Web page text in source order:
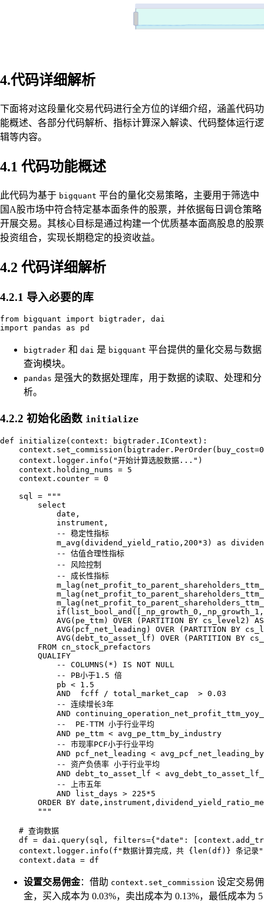
4.代码详细解析
下面将对这段量化交易代码进行全方位的详细介绍，涵盖代码功
能概述、各部分代码解析、指标计算深入解读、代码整体运行逻
辑等内容。
4.1 代码功能概述
此代码为基于 bigquant 平台的量化交易策略，主要用于筛选中
国A股市场中符合特定基本面条件的股票，并依据每日调仓策略
开展交易。其核心目标是通过构建一个优质基本面高股息的股票
投资组合，实现长期稳定的投资收益。
4.2 代码详细解析
4.2.1 导入必要的库
from bigquant import bigtrader, dai
bigtrader 和 dai 是 bigquant 平台提供的量化交易与数据
查询模块。
pandas 是强大的数据处理库，用于数据的读取、处理和分
析。
4.2.2 初始化函数 initialize
def initialize(context: bigtrader.IContext):
    context.logger.info("开始计算选股数据...")
    context.holding_nums = 5
    context.counter = 0
    sql = """
        select
            date,
            instrument,
            -- 稳定性指标
m_avg(dividend_yield_ratio,200*3) as
            -- 估值合理性指标
            -- 风险控制
            -- 成长性指标
AVG(pe_ttm) OVER (PARTITION BY cs_level2)
AVG(pcf_net_leading) OVER (PARTITION BY
AVG(debt_to_asset_lf) OVER (PARTITION BY
        FROM cn_stock_prefactors
        QUALIFY
            -- COLUMNS(*) IS NOT NULL
            -- PB小于1.5 倍
            pb < 1.5
            AND  fcff / total_market_cap  > 0.03
            -- 连续增长3年
AND
            --  PE-TTM 小于行业平均
            AND pe_ttm < avg_pe_ttm_by_industry
            -- 市现率PCF小于行业平均
AND pcf_net_leading <
            -- 资产负债率 小于行业平均
AND debt_to_asset_lf <
            -- 上市五年
            AND list_days > 225*5
ORDER BY
        """
    # 查询数据
df = dai.query(sql, filters={"date":
context.logger.info(f"数据计算完成，共 {len(df)} 条记录
设置交易佣金：借助 context.set_commission 设定交易佣
金，买入成本为 0.03%，卖出成本为 0.13%，最低成本为 5